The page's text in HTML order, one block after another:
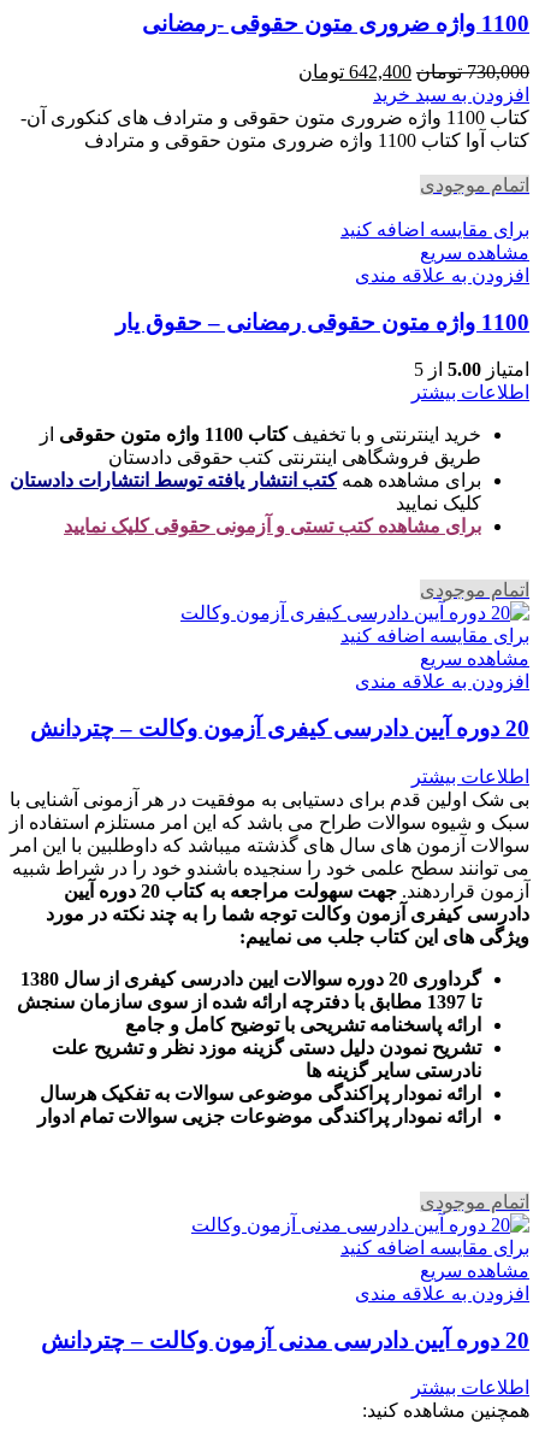
1100 واژه ضروری متون حقوقی -رمضانی
730,000 تومان قیمت
اصلی
730,000 تومان
بود.
642,400 تومان
642,400 تومان
است.
افزودن به سبد خرید
کتاب 1100 واژه ضروری متون حقوقی و مترادف های کنکوری آن-
کتاب آوا کتاب 1100 واژه ضروری متون حقوقی و مترادف
اتمام موجودی
برای مقایسه اضافه کنید
مشاهده سریع
افزودن به علاقه مندی
1100 واژه متون حقوقی رمضانی – حقوق یار
امتیاز 5.00 از 5
اطلاعات بیشتر
خرید اینترنتی و با تخفیفکتاب 1100 واژه متون حقوقی
از
طریق فروشگاهی اینترنتی کتب حقوقی دادستان
برای مشاهده همهکتب انتشار یافته توسط انتشارات دادستان
کلیک نمایید
برای مشاهده کتب تستی و آزمونی حقوقی کلیک نمایید
اتمام موجودی
برای مقایسه اضافه کنید
مشاهده سریع
افزودن به علاقه مندی
20 دوره آیین دادرسی کیفری آزمون وکالت – چتردانش
اطلاعات بیشتر
بی شک اولین قدم برای دستیابی به موفقیت در هر آزمونی آشنایی با
سبک و شیوه سوالات طراح می باشد که این امر مستلزم استفاده از
سوالات آزمون های سال های گذشته میباشد که داوطلبین با این امر
می توانند سطح علمی خود را سنجیده باشندو خود را در شراط شبیه
آزمون قراردهند.
جهت سهولت مراجعه به کتاب 20 دوره آیین
دادرسی کیفری آزمون وکالت توجه شما را به چند نکته در مورد
ویژگی های این کتاب جلب می نماییم:
گرداوری 20 دوره سوالات ایین دادرسی کیفری از سال 1380
تا 1397 مطابق با دفترچه ارائه شده از سوی سازمان سنجش
ارائه پاسخنامه تشریحی با توضیح کامل و جامع
تشریح نمودن دلیل دستی گزینه موزد نظر و تشریح علت
نادرستی سایر گزینه ها
ارائه نمودار پراکندگی موضوعی سوالات به تفکیک هرسال
رائه نمودار پراکندگی موضوعات جزیی سوالات تمام ادوار
اتمام موجودی
برای مقایسه اضافه کنید
مشاهده سریع
افزودن به علاقه مندی
20 دوره آیین دادرسی مدنی آزمون وکالت – چتردانش
اطلاعات بیشتر
همچنین مشاهده کنید: